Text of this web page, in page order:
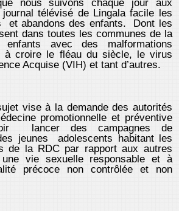
nous suivons chaque jour aux
télévisé de Lingala facile les
et abandons des enfants. Dont les
dans toutes les communes de la
avec des malformations
à croire le fléau du siècle, le virus
Acquise (VIH) et tant d’autres.
vise à la demande des autorités
promotionnelle et préventive
lancer des campagnes de
jeunes adolescents habitant les
de la RDC par rapport aux autres
vie sexuelle responsable et à
précoce non contrôlée et non